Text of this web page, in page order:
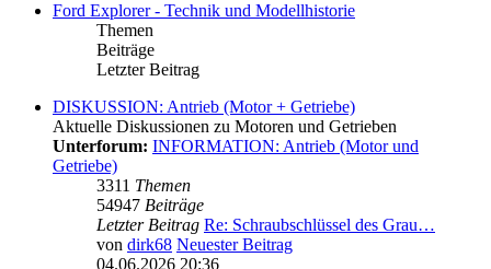
Ford Explorer - Technik und Modellhistorie
Themen
Beiträge
Letzter Beitrag
DISKUSSION: Antrieb (Motor + Getriebe)
Aktuelle Diskussionen zu Motoren und Getrieben
Unterforum: INFORMATION: Antrieb (Motor und
Getriebe)
3311 Themen
54947 Beiträge
Letzter Beitrag Re: Schraubschlüssel des Grau…
von dirk68 Neuester Beitrag
04.06.2026 20:36